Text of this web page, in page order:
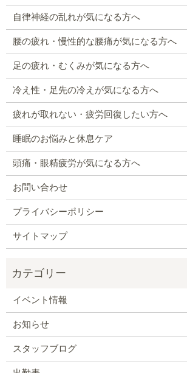
自律神経の乱れが気になる方へ
腰の疲れ・慢性的な腰痛が気になる方へ
足の疲れ・むくみが気になる方へ
冷え性・足先の冷えが気になる方へ
疲れが取れない・疲労回復したい方へ
睡眠のお悩みと休息ケア
頭痛・眼精疲労が気になる方へ
お問い合わせ
プライバシーポリシー
サイトマップ
イベント情報
お知らせ
スタッフブログ